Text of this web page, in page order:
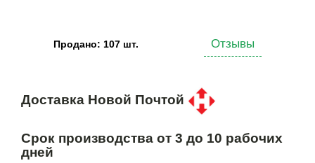
Продано: 107 шт. Отзывы
Доставка Новой Почтой
Срок производства от 3 до 10 рабочих
дней